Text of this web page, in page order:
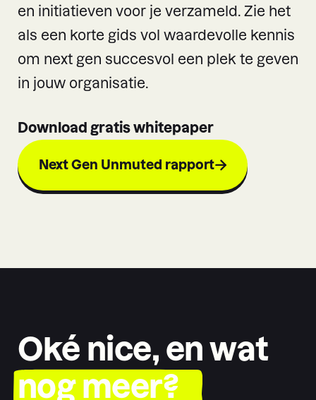
en initiatieven voor je verzameld. Zie het
als een korte gids vol waardevolle kennis
om next gen succesvol een plek te geven
in jouw organisatie.
Download gratis whitepaper
Next Gen Unmuted rapport
Oké nice, en wat
nog meer?